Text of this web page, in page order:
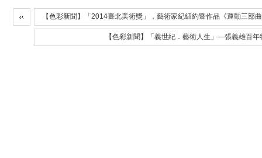
【色彩新聞】「2014臺北美術獎」，藝術家紀紐約暨作品《運動三部
【色彩新聞】「義世紀．藝術人生」—張義雄百